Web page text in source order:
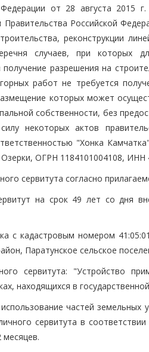
Федерации от 28 августа
Российской
реконструкции
случаев, при которых
получение разрешения на
работ не требуется
которых может
собственности, без
некоторых актов
"Хонка
ОГРН 1184101004108, ИНН
сервитута согласно
на срок 49 лет со дня
с кадастровым номером
Паратунское сельское
сервитута: "Устройство
находящихся в
частей
сервитута в
месяцев.